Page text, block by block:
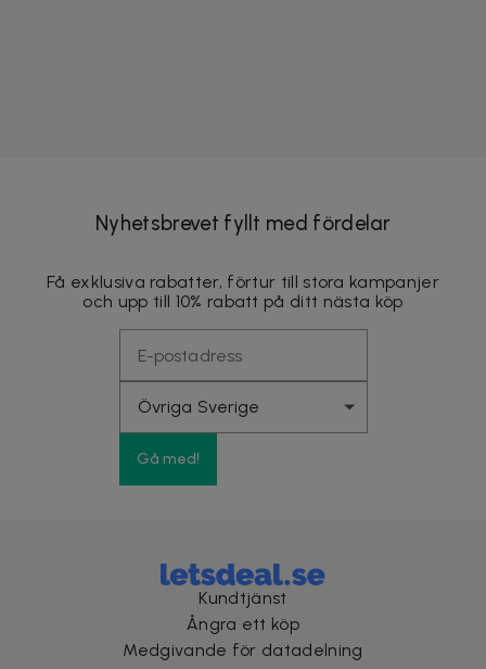
Nyhetsbrevet fyllt med fördelar
Få exklusiva rabatter, förtur till stora kampanjer
och upp till 10% rabatt på ditt nästa köp
Gå med!
Kundtjänst
Ångra ett köp
Medgivande för datadelning